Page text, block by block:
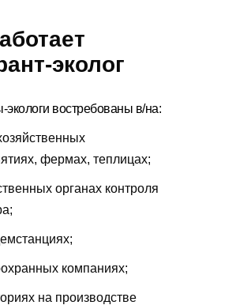
эколог
фермах, теплицах;
экологи востребованы в/на:
органах контроля
компаниях;
на производстве